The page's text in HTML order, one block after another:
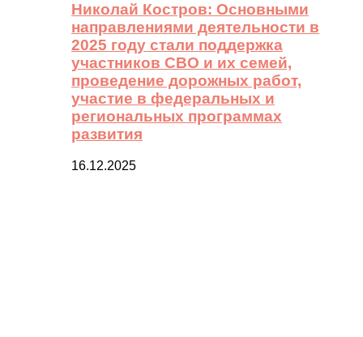
Николай Костров: Основными
направлениями деятельности в
2025 году стали поддержка
участников СВО и их семей,
проведение дорожных работ,
участие в федеральных и
региональных программах
развития
16.12.2025